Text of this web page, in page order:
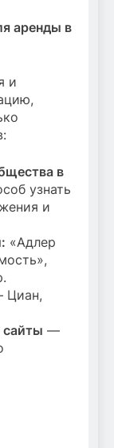
аренды в
и
в
узнать
и
«Адлер
Циан,
—